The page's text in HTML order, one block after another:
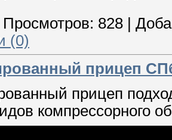
Просмотров: 828 |
(0)
прицеп
прицеп
компрессорного